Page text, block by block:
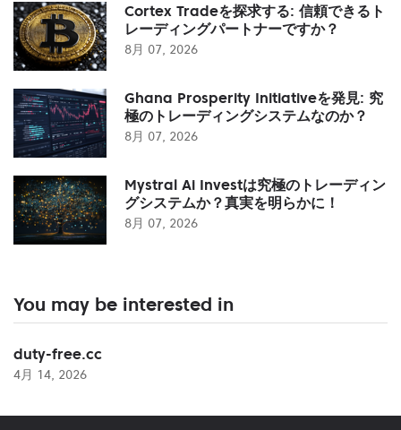
Cortex Tradeを探求する: 信頼できるト
レーディングパートナーですか？
8月 07, 2026
Ghana Prosperity Initiativeを発見: 究
極のトレーディングシステムなのか？
8月 07, 2026
Mystral Ai Investは究極のトレーディン
グシステムか？真実を明らかに！
8月 07, 2026
You may be interested in
duty-free.cc
4月 14, 2026